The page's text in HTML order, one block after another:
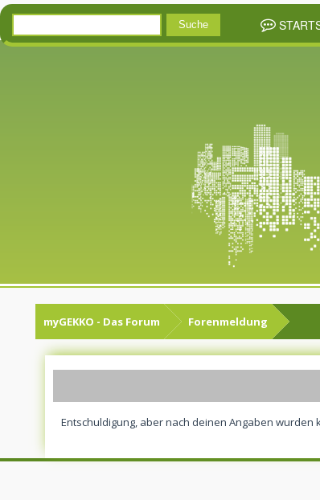
myGEKKO - Das Forum Forenmeldung
Entschuldigung, aber nach deinen Angaben